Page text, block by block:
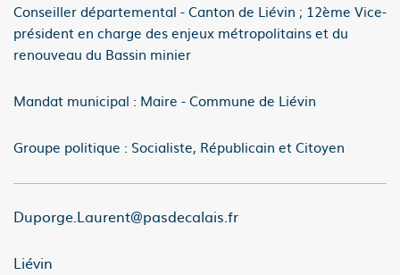
Conseiller départemental - Canton de Liévin ; 12ème Vice-
président en charge des enjeux métropolitains et du
renouveau du Bassin minier
Mandat municipal : Maire - Commune de Liévin
Groupe politique : Socialiste, Républicain et Citoyen
Duporge.Laurent@pasdecalais.fr
Liévin